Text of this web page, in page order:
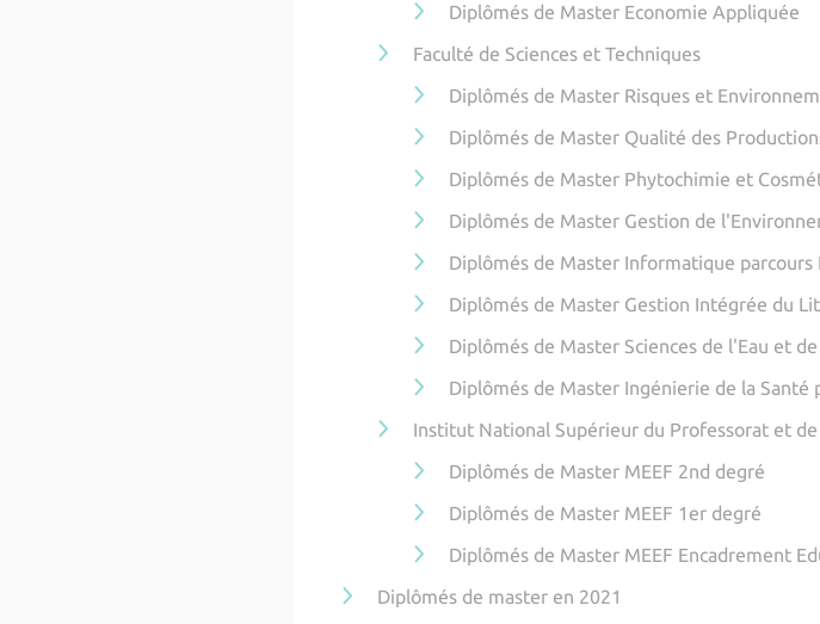
Diplômés de Master Economie Appliquée
Faculté de Sciences et Techniques
Diplômés de Master Risques et
Diplômés de Master Qualité des
Diplômés de Master Phytochimie et
Diplômés de Master Gestion de
Diplômés de Master Informatique parcours
Diplômés de Master Gestion Intégrée du
Diplômés de Master Sciences de l'Eau et
Diplômés de Master Ingénierie de la Santé
Institut National Supérieur du Professorat et
Diplômés de Master MEEF 2nd degré
Diplômés de Master MEEF 1er degré
Diplômés de Master MEEF Encadrement
Diplômés de master en 2021